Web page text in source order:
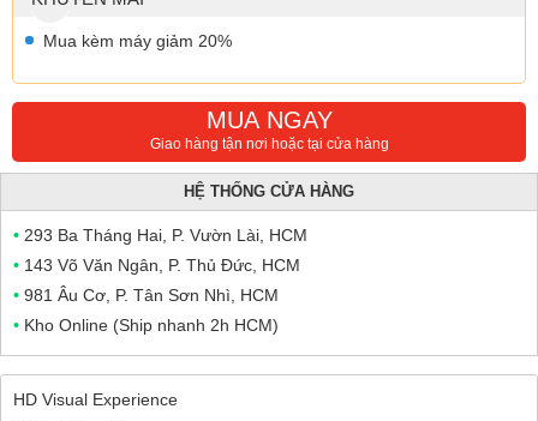
Mua kèm máy giảm 20%
MUA NGAY
Giao hàng tận nơi hoặc tại cửa hàng
HỆ THỐNG CỬA HÀNG
• 293 Ba Tháng Hai, P. Vườn Lài, HCM
• 143 Võ Văn Ngân, P. Thủ Đức, HCM
• 981 Âu Cơ, P. Tân Sơn Nhì, HCM
• Kho Online (Ship nhanh 2h HCM)
HD Visual Experience